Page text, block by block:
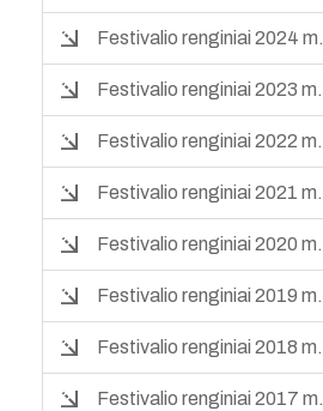
Festivalio renginiai 2024 m.
Festivalio renginiai 2023 m.
Festivalio renginiai 2022 m.
Festivalio renginiai 2021 m.
Festivalio renginiai 2020 m.
Festivalio renginiai 2019 m.
Festivalio renginiai 2018 m.
Festivalio renginiai 2017 m.